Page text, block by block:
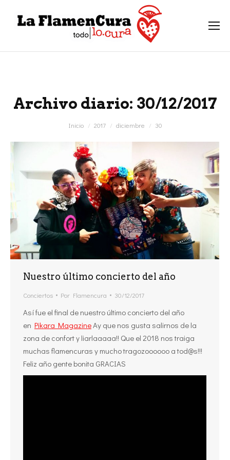
Archivo diario: 30/12/2017
Inicio 2017 diciembre 30
Nuestro último concierto del año
Conciertos Por Flamencura 30/12/2017
Así fue el final de nuestro último concierto del año
en Pikara MagazineAy que nos gusta salirnos de la
zona de confort y liarlaaaaa!! Que el 2018 nos traiga
muchas flamencuras y mucho tragozoooooo a tod@s!!!
Feliz año gente bonita GRACIAS